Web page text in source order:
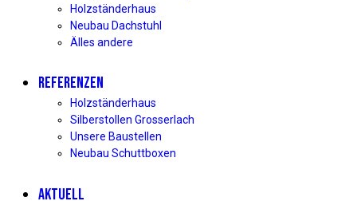
Holzständerhaus
Neubau Dachstuhl
Älles andere
REFERENZEN
Holzständerhaus
Silberstollen Grosserlach
Unsere Baustellen
Neubau Schuttboxen
AKTUELL